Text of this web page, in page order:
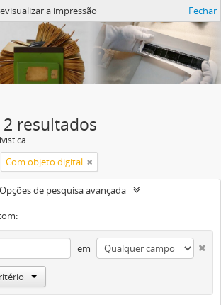
a impressão Fechar
resultados
Com objeto digital
Opções de pesquisa avançada
em